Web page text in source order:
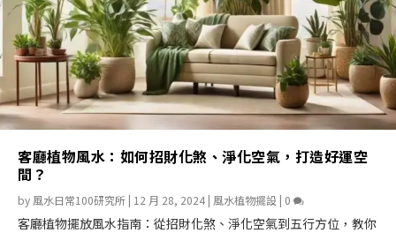
客廳植物風水：如何招財化煞、淨化空氣，打造好運空
間？
by 風水日常100研究所 | 12 月 28, 2024 | 風水植物擺設 | 0
客廳植物擺放風水指南：從招財化煞、淨化空氣到五行方位，教你